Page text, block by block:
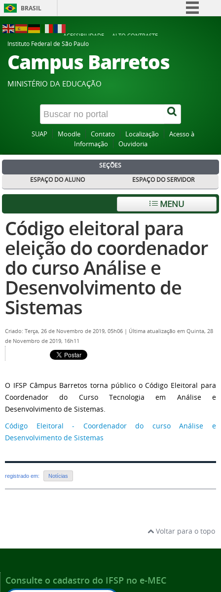
BRASIL
Participe
Acesso à informação
Canais
ACESSIBILIDADE
ALTO CONTRASTE
Instituto Federal de São Paulo
Campus Barretos
MINISTÉRIO DA EDUCAÇÃO
SUAP Moodle Contato Localização
Acesso à
Informação
Ouvidoria
SEÇÕES
ESPAÇO DO ALUNO
ESPAÇO DO SERVIDOR
MENU
Código eleitoral para
eleição do coordenador
do curso Análise e
Desenvolvimento de
Sistemas
Criado: Terça, 26 de Novembro de 2019, 05h06 | Última atualização em Quinta, 28
de Novembro de 2019, 16h11
O IFSP Câmpus Barretos torna público o Código Eleitoral para
Coordenador do Curso Tecnologia em Análise e
Desenvolvimento de Sistemas.
Código Eleitoral - Coordenador do curso Análise e
Desenvolvimento de Sistemas
registrado em: Notícias
Voltar para o topo
Consulte o cadastro do IFSP no e-MEC